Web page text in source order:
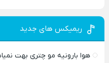
ریمیکس های جدید
هوا بارونیه مو چتری بهت